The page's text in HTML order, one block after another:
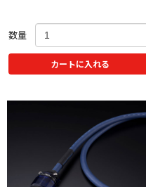
数量
カートに入れる